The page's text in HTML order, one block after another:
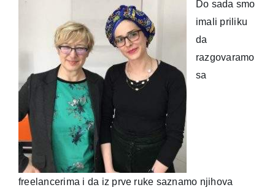
Do sada smo
imali priliku
da
razgovaramo
sa
freelancerima i da iz prve ruke saznamo njihova